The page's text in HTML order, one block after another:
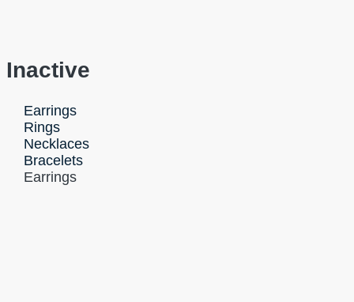
Inactive
Earrings
Rings
Necklaces
Bracelets
Earrings